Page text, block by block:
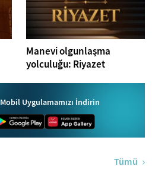
Manevi olgunlaşma
yolculuğu: Riyazet
Mobil Uygulamamızı İndirin
Tümü